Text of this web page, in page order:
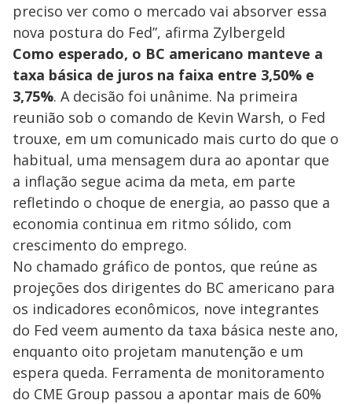
preciso ver como o mercado vai absorver essa
nova postura do Fed”, afirma Zylbergeld
Como esperado, o BC americano manteve a
taxa básica de juros na faixa entre 3,50% e
3,75%. A decisão foi unânime. Na primeira
reunião sob o comando de Kevin Warsh, o Fed
trouxe, em um comunicado mais curto do que o
habitual, uma mensagem dura ao apontar que
a inflação segue acima da meta, em parte
refletindo o choque de energia, ao passo que a
economia continua em ritmo sólido, com
crescimento do emprego.
No chamado gráfico de pontos, que reúne as
projeções dos dirigentes do BC americano para
os indicadores econômicos, nove integrantes
do Fed veem aumento da taxa básica neste ano,
enquanto oito projetam manutenção e um
espera queda. Ferramenta de monitoramento
do CME Group passou a apontar mais de 60%